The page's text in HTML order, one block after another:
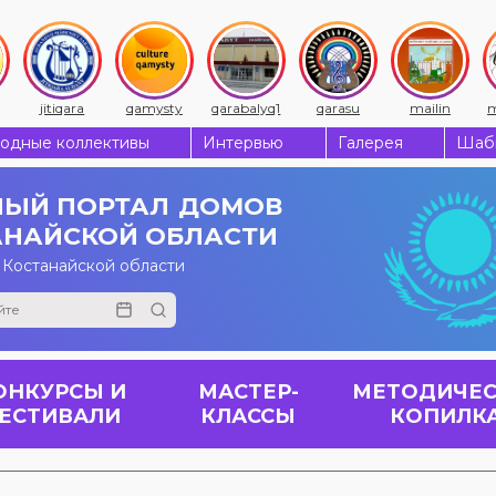
jitiqara qamysty qarabalyq1 qarasu mailin
коллективы Интервью Галерея
ПОРТАЛ ДОМОВ
ОБЛАСТИ
области
И
МАСТЕР-
КЛАССЫ